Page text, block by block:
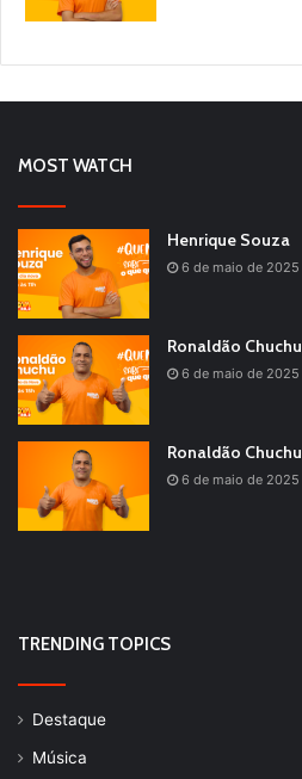
MOST WATCH
Henrique Souza
6 de maio de 2025
Ronaldão Chuchu
6 de maio de 2025
Ronaldão Chuchu
6 de maio de 2025
TRENDING TOPICS
Destaque
Música